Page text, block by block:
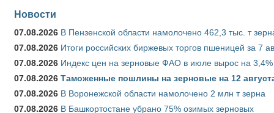
Новости
07.08.2026 В Пензенской области намолочено 462,3 тыс. т
07.08.2026 Итоги российских биржевых торгов пшеницей за 7
07.08.2026 Индекс цен на зерновые ФАО в июле вырос на 3,4%
07.08.2026 Таможенные пошлины на зерновые на 12
07.08.2026 В Воронежской области намолочено 2 млн т зерна
07.08.2026 В Башкортостане убрано 75% озимых зерновых